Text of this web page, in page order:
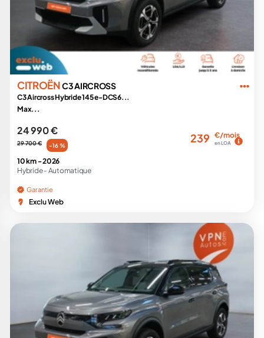
CITROËNC3 AIRCROSS
C3 Aircross Hybride 145 e-DCS6...
Max...
24 990 €
29 700 € -16 %
239 €/mois
en LOA
10 km -2026
Hybride - Automatique
Garantie
Exclu Web